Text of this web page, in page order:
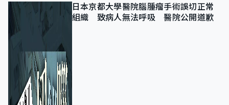
日本京都大學醫院腦腫瘤手術誤切正常
組織 致病人無法呼吸 醫院公開道歉